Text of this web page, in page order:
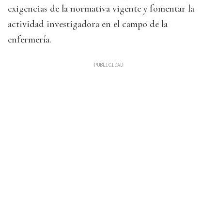
exigencias de la normativa vigente y fomentar la
actividad investigadora en el campo de la
enfermería.